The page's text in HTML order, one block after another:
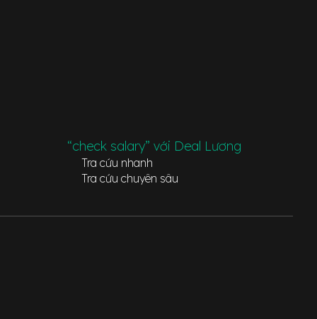
“check salary” với Deal Lương
Tra cứu nhanh
Tra cứu chuyên sâu